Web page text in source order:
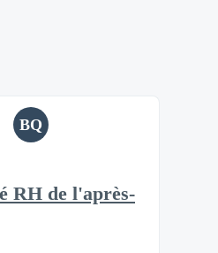
BQ
RH de l'après-